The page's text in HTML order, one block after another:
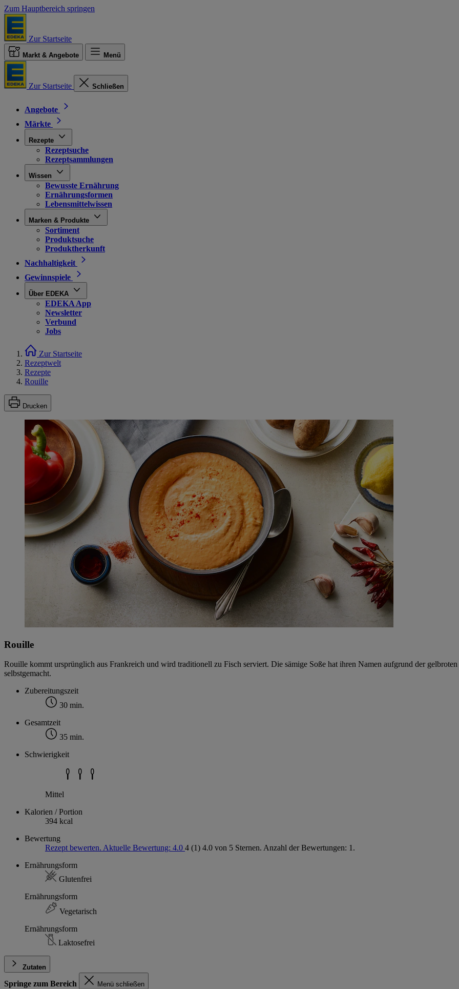
Zum Hauptbereich springen
Zur Startseite
Markt & Angebote Menü
Zur Startseite Schließen
Angebote
Märkte
Rezepte
Rezeptsuche
Rezeptsammlungen
Wissen
Bewusste Ernährung
Ernährungsformen
Lebensmittelwissen
Marken & Produkte
Sortiment
Produktsuche
Produktherkunft
Nachhaltigkeit
Gewinnspiele
Über EDEKA
EDEKA App
Newsletter
Verbund
Jobs
Zur Startseite
Rezeptwelt
Rezepte
Rouille
Drucken
Rouille
Rouille kommt ursprünglich aus Frankreich und wird traditionell zu Fisch serviert. Die sämige Soße hat ihren Namen aufgrund der
selbstgemacht.
Zubereitungszeit
30 min.
Gesamtzeit
35 min.
Schwierigkeit
Mittel
Kalorien / Portion
394 kcal
Bewertung
Rezept bewerten. Aktuelle Bewertung: 4.0 4 (1) 4.0 von 5 Sternen. Anzahl der Bewertungen: 1.
Ernährungsform
Glutenfrei
Ernährungsform
Vegetarisch
Ernährungsform
Laktosefrei
Zutaten
Springe zum Bereich Menü schließen